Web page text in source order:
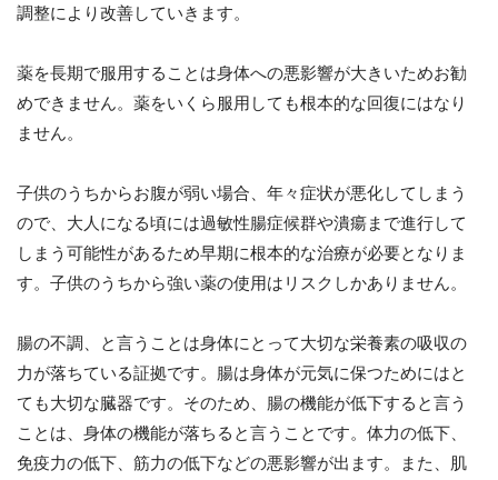
調整により改善していきます。
薬を長期で服用することは身体への悪影響が大きいためお勧
めできません。薬をいくら服用しても根本的な回復にはなり
ません。
子供のうちからお腹が弱い場合、年々症状が悪化してしまう
ので、大人になる頃には過敏性腸症候群や潰瘍まで進行して
しまう可能性があるため早期に根本的な治療が必要となりま
す。子供のうちから強い薬の使用はリスクしかありません。
腸の不調、と言うことは身体にとって大切な栄養素の吸収の
力が落ちている証拠です。腸は身体が元気に保つためにはと
ても大切な臓器です。そのため、腸の機能が低下すると言う
ことは、身体の機能が落ちると言うことです。体力の低下、
免疫力の低下、筋力の低下などの悪影響が出ます。また、肌